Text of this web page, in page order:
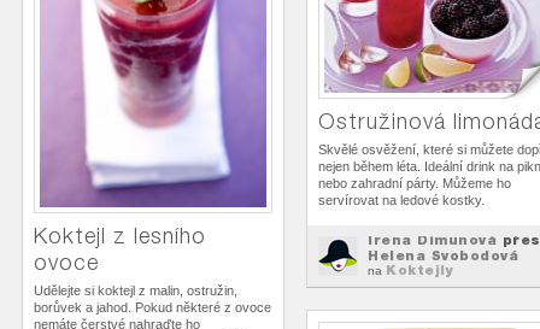
Koktejl z lesního
ovoce
Udělejte si koktejl z malin, ostružin,
borůvek a jahod. Pokud některé z ovoce
nemáte čerstvé nahraďte ho
Ostružinová
Skvělé osvěžení, které si můžete
nejen během léta. Ideální drink na
nebo zahradní párty. Můžeme ho
servírovat na ledové kostky.
Irena Dimunová přes
Helena Svobodová
na Koktejly